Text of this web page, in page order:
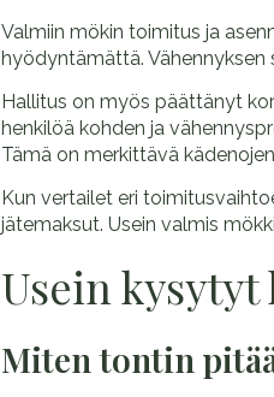
Valmiin mökin toimitus ja
hyödyntämättä. Vähennyksen
Hallitus on myös päättänyt
henkilöä kohden ja
Tämä on merkittävä
Kun vertailet eri
jätemaksut. Usein valmis
Usein kysytyt
Miten tontin